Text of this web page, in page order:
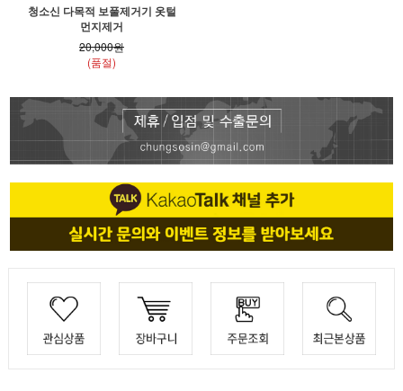
청소신 다목적 보풀제거기 옷털
먼지제거
20,000원
(품절)